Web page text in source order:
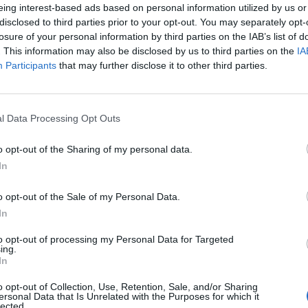
interest-based ads based on personal information utilized by us
to third parties prior to your opt-out. You may separately
of your personal information by third parties on the IAB’s list of
This information may also be disclosed by us to third parties on the
Participants that may further disclose it to other third parties.
Data Processing Opt Outs
opt-out of the Sharing of my personal data.
opt-out of the Sale of my Personal Data.
opt-out of processing my Personal Data for Targeted
opt-out of Collection, Use, Retention, Sale, and/or Sharing
Data that Is Unrelated with the Purposes for which it
ήταν οι δύο πιλότοι που χάθηκαν στην
στην Κάρυστο
της πτήσης μοιράζονταν οι δύο ιπτάμενοι της
2023 22:37
και οι δύο χειριστές τoυ Canadair που
στην Κάρυστο
ανασύρθηκαν οι δύο πιλότοι του Canadair που κατέπεσε
Εύβοιας επιχειρώντας να σβήσει την πυρκαγιά.
2023 18:27